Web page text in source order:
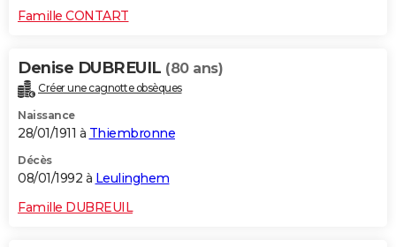
Famille CONTART
Denise DUBREUIL (80 ans)
Créer une cagnotte obsèques
Naissance
28/01/1911 à Thiembronne
Décès
08/01/1992 à Leulinghem
Famille DUBREUIL